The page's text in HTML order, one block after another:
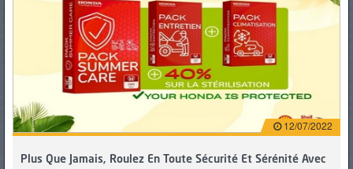
12/07/2022
Plus Que Jamais, Roulez En Toute Sécurité Et Sérénité Avec